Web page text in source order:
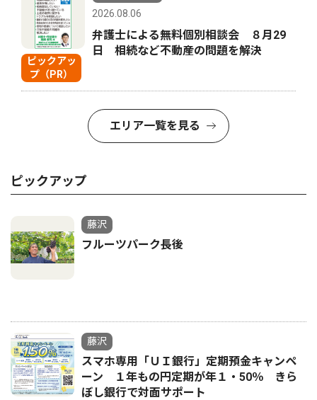
ピックアッ
プ（PR）
2026.08.06
弁護士による無料個別相談会 ８月29
日 相続など不動産の問題を解決
エリア一覧を見る
ピックアップ
藤沢
フルーツパーク長後
藤沢
スマホ専用「ＵＩ銀行」定期預金キャンペ
ーン １年もの円定期が年１・50％ きら
ぼし銀行で対面サポート